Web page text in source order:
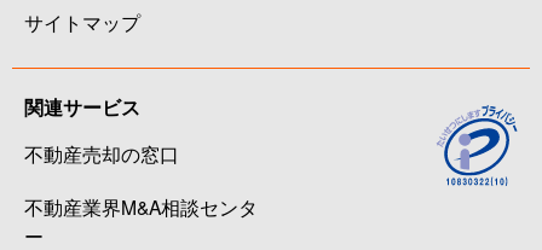
広瀬町
広瀬町
広瀬町
広瀬町
3,900万円
サイトマップ
関連サービス
不動産売却の窓口
不動産業界M&A相談センタ
ー